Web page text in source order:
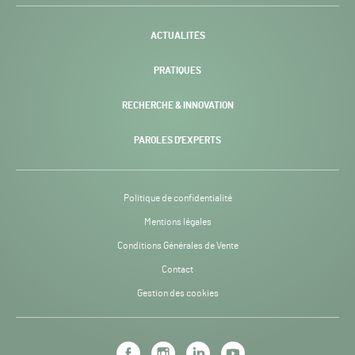
-
ACTUALITÉS
PRATIQUES
RECHERCHE & INNOVATION
PAROLES D’EXPERTS
Politique de confidentialité
Mentions légales
Conditions Générales de Vente
Contact
Gestion des cookies